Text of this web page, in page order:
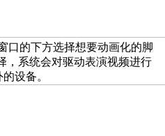
口的下方选择想要动画化的脚
，系统会对驱动表演视频进行
设备。